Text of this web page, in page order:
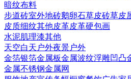
暗纹布料
步道砖室外地砖鹅卵石草皮砖草皮
皮质细纹其他皮革皮革硬包画
水泥肌理漆其他
天空白天户外夜景户外
金箔银箔金属板金属波纹浮雕凹凸
金属不锈钢金属网